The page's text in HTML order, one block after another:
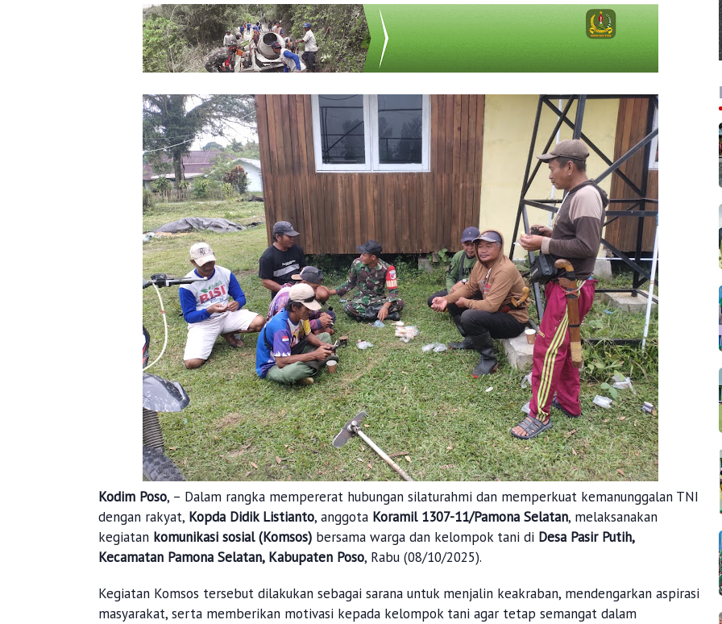
Kodim Poso, – Dalam rangka mempererat hubungan silaturahmi dan memperkuat kemanunggalan TNI
dengan rakyat, Kopda Didik Listianto, anggota Koramil 1307-11/Pamona Selatan, melaksanakan
kegiatan komunikasi sosial (Komsos) bersama warga dan kelompok tani di Desa Pasir Putih,
Kecamatan Pamona Selatan, Kabupaten Poso, Rabu (08/10/2025).
Kegiatan Komsos tersebut dilakukan sebagai sarana untuk menjalin keakraban, mendengarkan aspirasi
masyarakat, serta memberikan motivasi kepada kelompok tani agar tetap semangat dalam